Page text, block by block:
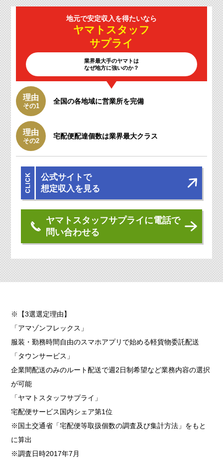
地元で安定収入を得たいなら
ヤマトスタッフ
サプライ
業界最大手のヤマトは
なぜ地方に強いのか？
理由
その1
全国の各地域に営業所を完備
理由
その2
宅配便配達個数は業界最大クラス
公式サイトで
想定収入を見る
ヤマトスタッフサプライに電話で
問い合わせる
※【3選選定理由】
「アマゾンフレックス」
服装・勤務時間自由のスマホアプリで始める軽貨物委託配送
「タウンサービス」
企業間配送のみのルート配送で週2日制希望など業務内容の選択
が可能
「ヤマトスタッフサプライ」
宅配便サービス国内シェア第1位
※国土交通省「宅配便等取扱個数の調査及び集計方法」をもと
に算出
※調査日時2017年7月